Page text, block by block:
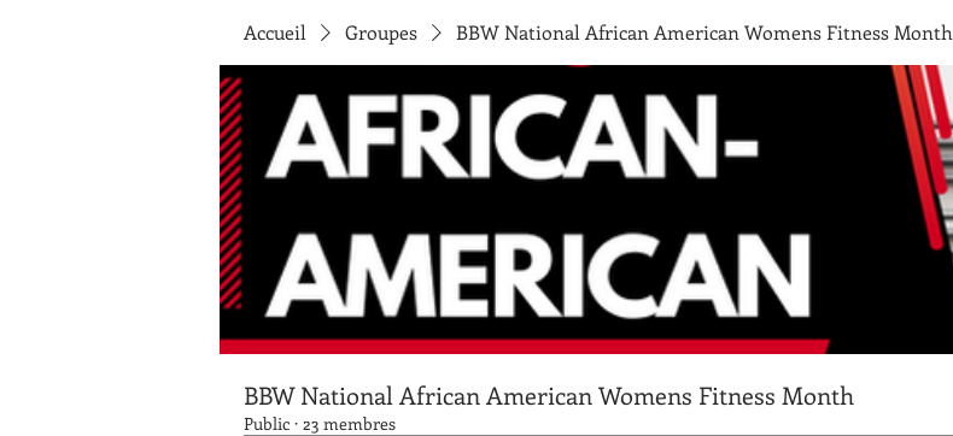
Accueil Groupes BBW National African American Womens Fitness Month
BBW National African American Womens Fitness Month
Public · 23 membres